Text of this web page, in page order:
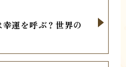
運を呼ぶ？世界の